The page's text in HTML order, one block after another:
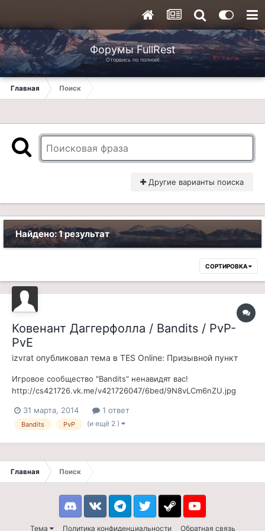
Форумы FullRest
Оторвись по полной!
Главная Поиск
Другие варианты поиска
Найдено: 1 результат
СОРТИРОВКА
Ковенант Даггерфолла / Bandits / PvP-
PvE
izvrat опубликовал тема в TES Online: Призывной пункт
Игровое сообщество "Bandits" ненавидят вас!
http://cs421726.vk.me/v421726047/6bed/9N8vLCm6nZU.jpg
2004 году в игре под названием Бойцовский клуб, спустя год
появился в Арена Онлайн, еще через полгода клан открыл
31 марта, 2014 1 ответ
Bandits PvP (и ещё 2 )
Главная Поиск
Тема Политика конфиденциальности Обратная связь
DiscordVK TelegramTwitter Steam Youtube